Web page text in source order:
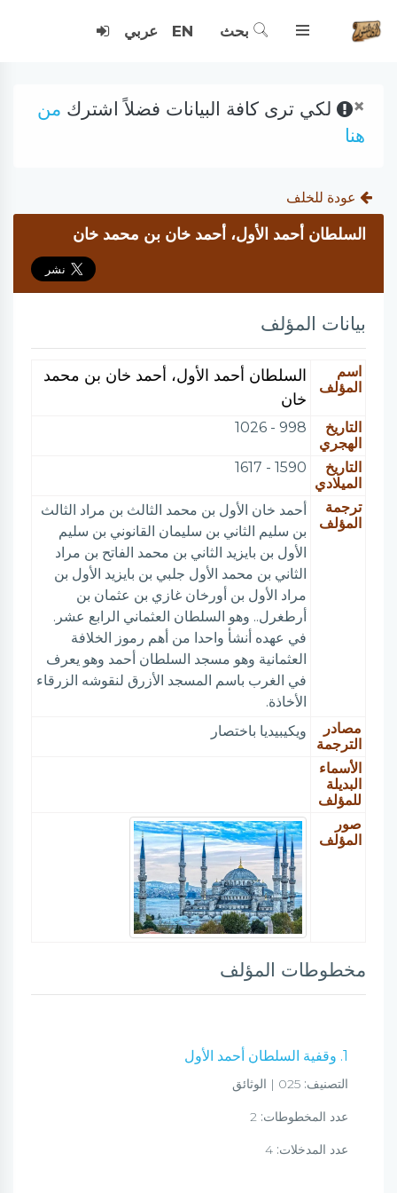
بحث EN عربي
× لكي ترى كافة البيانات فضلاً اشترك من
هنا
عودة للخلف
السلطان أحمد الأول، أحمد خان بن محمد خان
بيانات المؤلف
اسم
المؤلف
السلطان أحمد الأول، أحمد خان بن محمد
خان
التاريخ
الهجري
998 - 1026
التاريخ
الميلادي
1590 - 1617
ترجمة
المؤلف
أحمد خان الأول بن محمد الثالث بن مراد الثالث
بن سليم الثاني بن سليمان القانوني بن سليم
الأول بن بايزيد الثاني بن محمد الفاتح بن مراد
الثاني بن محمد الأول جلبي بن بايزيد الأول بن
مراد الأول بن أورخان غازي بن عثمان بن
أرطغرل.. وهو السلطان العثماني الرابع عشر.
في عهده أنشأ واحدا من أهم رموز الخلافة
العثمانية وهو مسجد السلطان أحمد وهو يعرف
في الغرب باسم المسجد الأزرق لنقوشه الزرقاء
الأخاذة.
مصادر
الترجمة
ويكيبيديا باختصار
الأسماء
البديلة
للمؤلف
صور
المؤلف
مخطوطات المؤلف
1. وقفية السلطان أحمد الأول
التصنيف:
عدد المخطوطات:
عدد المدخلات: